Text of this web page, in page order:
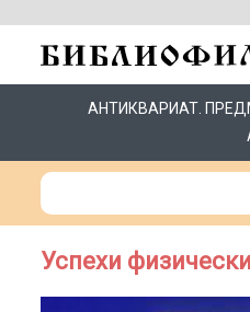
АНТИКВАРИАТ.
Успехи